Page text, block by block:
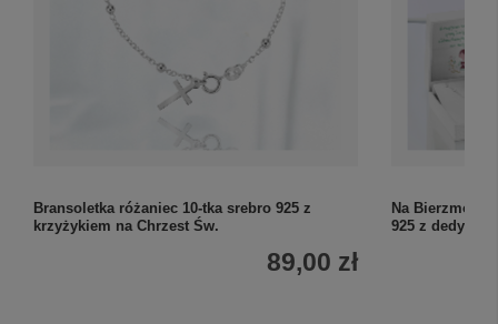
Bransoletka różaniec 10-tka srebro 925 z
krzyżykiem na Chrzest Św.
89,00 zł
Na
925 z